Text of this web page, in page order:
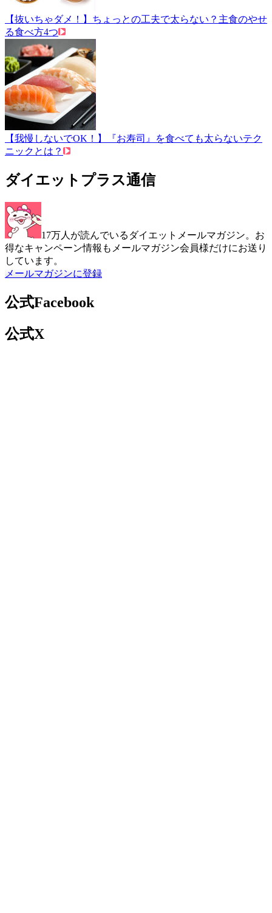
【抜いちゃダメ！】ちょっとの工夫で太らない？主食のやせ
る食べ方4つ
【我慢しないでOK！】『お寿司』を食べても太らないテク
ニックとは？
ダイエットプラス通信
17万人が読んでいるダイエットメールマガジン。お
得なキャンペーン情報もメールマガジン会員様だけにお送り
しています。
メールマガジンに登録
公式Facebook
公式X